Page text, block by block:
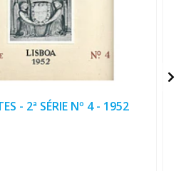
- 2ª SÉRIE Nº 4 - 1952